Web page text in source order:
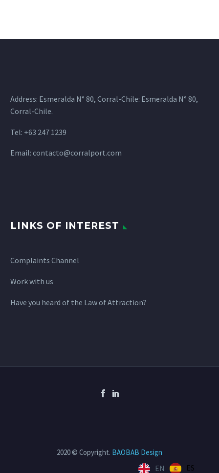
Address: Esmeralda N° 80, Corral-Chile: Esmeralda N° 80,
Corral-Chile.
Tel: +63 247 1239
Email: contacto@corralport.com
LINKS OF INTEREST
Complaints Channel
Work with us
Have you heard of the Law of Attraction?
2020 © Copyright. BAOBAB Design
EN ES